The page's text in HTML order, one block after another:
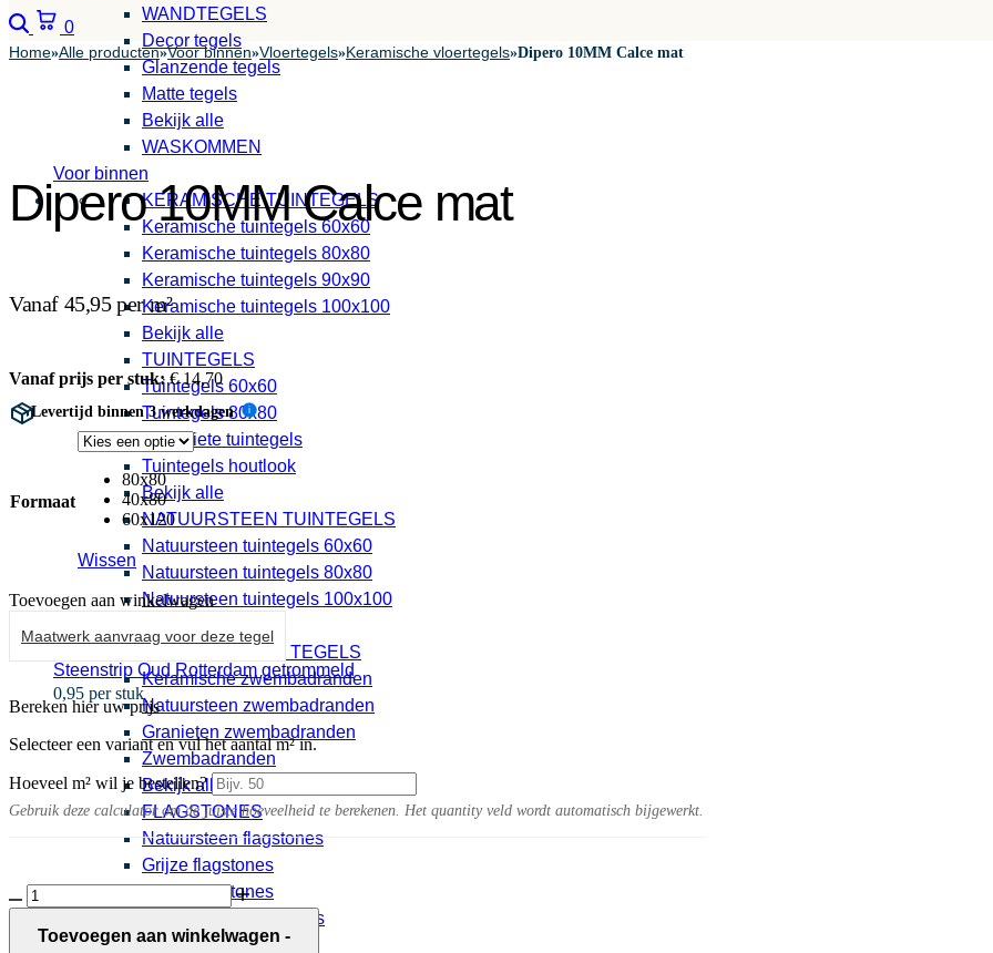
Steenstrip Oud Rotterdam getrommeld
0,95 per stuk
WANDTEGELS
Decor tegels
Glanzende tegels
Matte tegels
Bekijk alle
WASKOMMEN
Voor binnen
KERAMISCHE TUINTEGELS
Keramische tuintegels 60x60
Keramische tuintegels 80x80
Keramische tuintegels 90x90
Keramische tuintegels 100x100
Bekijk alle
TUINTEGELS
Tuintegels 60x60
Tuintegels 80x80
Antraciete tuintegels
Tuintegels houtlook
Bekijk alle
NATUURSTEEN TUINTEGELS
Natuursteen tuintegels 60x60
Natuursteen tuintegels 80x80
Natuursteen tuintegels 100x100
ZWEMBADRAND TEGELS
Keramische zwembadranden
Natuursteen zwembadranden
Granieten zwembadranden
Zwembadranden
Bekijk alle
FLAGSTONES
Natuursteen flagstones
Grijze flagstones
Beige flagstones
Rood bruine flagstones
Bekijk alle
Zoeken
0 Winkelwagen
Home»Alle producten»Voor binnen»Vloertegels»Keramische vloertegels»Dipero 10MM Calce mat
Dipero 10MM Calce mat
Vanaf 45,95 per m²
Vanaf prijs per stuk: €14,70
Levertijd binnen 3 werkdagen i
Formaat
80x80
40x80
60x120
Wissen
Toevoegen aan winkelwagen
Maatwerk aanvraag voor deze tegel
Bereken hier uw prijs
Selecteer een variant en vul het aantal m² in.
Hoeveel m² wil je bestellen?
Gebruik deze calculator om de juiste hoeveelheid te berekenen. Het quantity veld wordt automatisch bijgewerkt.
Dipero
10MM
Calce
Toevoegen aan winkelwagen -